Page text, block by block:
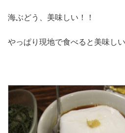
海ぶどう、美味しい！！
やっぱり現地で食べると美味し